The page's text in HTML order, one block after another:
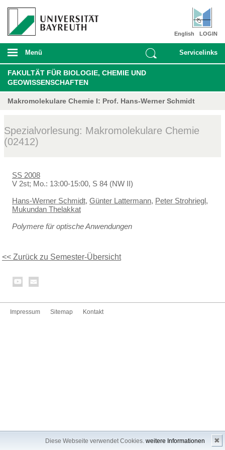
Diese Webseite verwendet Cookies. weitere Informationen ✖
LOGIN
English
Menü Servicelinks
FAKULTÄT FÜR BIOLOGIE, CHEMIE UND
GEOWISSENSCHAFTEN
Makromolekulare Chemie I: Prof. Hans-Werner Schmidt
Spezialvorlesung: Makromolekulare Chemie
(02412)
SS 2008
V 2st; Mo.: 13:00-15:00, S 84 (NW II)
Hans-Werner Schmidt, Günter Lattermann, Peter Strohriegl,
Mukundan Thelakkat
Polymere für optische Anwendungen
<< Zurück zu Semester-Übersicht
Impressum Sitemap Kontakt